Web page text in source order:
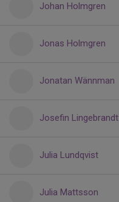
Johan Holmgren
Jonas Holmgren
Jonatan Wännman
Josefin Lingebrandt
Julia Lundqvist
Julia Mattsson